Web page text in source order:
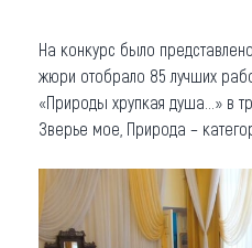
На конкурс было
жюри отобрало 85 лучших
«Природы хрупкая душа...» в
Зверье мое, Природа –